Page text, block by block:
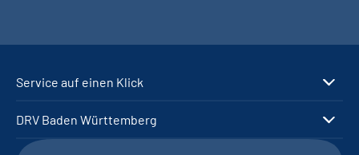
Service auf einen Klick
DRV Baden Württemberg